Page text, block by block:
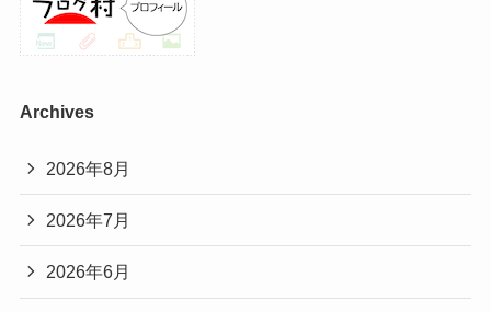
Archives
2026年8月
2026年7月
2026年6月